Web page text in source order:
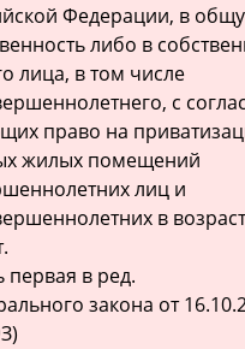
Федерации, в
либо в
лица, в том числе
с
право на
жилых помещений
лиц и
в
первая в ред.
закона от